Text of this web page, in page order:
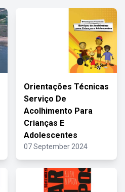
Orientações Técnicas
Serviço De
Acolhimento Para
Crianças E
Adolescentes
07 September 2024